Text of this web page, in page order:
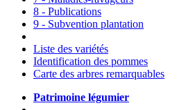
8 - Publications
9 - Subvention plantation
Liste des variétés
Identification des pommes
Carte des arbres remarquables
Patrimoine légumier